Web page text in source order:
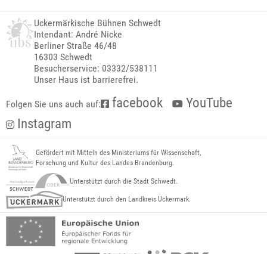
Uckermärkische Bühnen Schwedt
Intendant: André Nicke
Berliner Straße 46/48
16303 Schwedt
Besucherservice: 03332/538111
Unser Haus ist barrierefrei.
Folgen Sie uns auch auf: facebook
YouTube
Instagram
Gefördert mit Mitteln des Ministeriums für Wissenschaft,
Forschung und Kultur des Landes Brandenburg.
Unterstützt durch die Stadt Schwedt.
Unterstützt durch den Landkreis Uckermark.